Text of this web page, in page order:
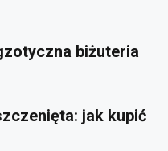
biżuteria
jak kupić